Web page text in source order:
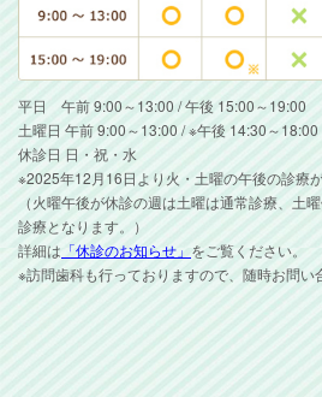
平日 午前 9:00～13:00 / 午後 15:00～19:00
土曜日 午前 9:00～13:00 / ※午後 14:30～18:00
休診日 日・祝・水
※2025年12月16日より火・土曜の午後の診療
（火曜午後が休診の週は土曜は通常診療、土
診療となります。）
詳細は 「休診のお知らせ」 をご覧ください。
※訪問歯科も行っておりますので、随時お問い